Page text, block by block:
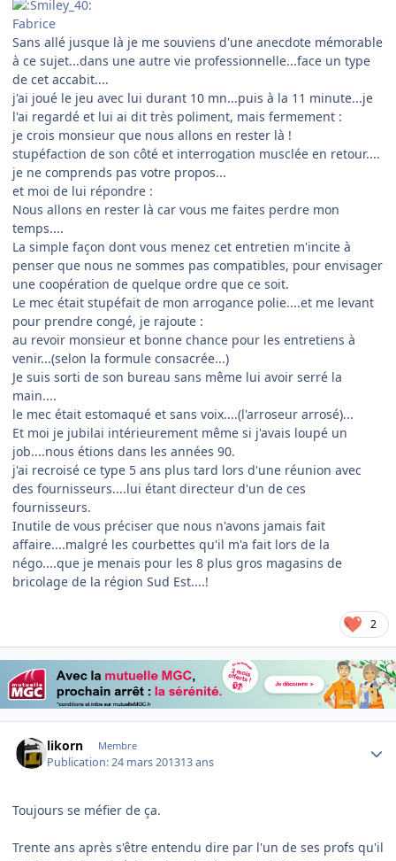
Fabrice
Sans allé jusque là je me souviens d'une anecdote mémorable
à ce sujet...dans une autre vie professionnelle...face un type
de cet accabit....
j'ai joué le jeu avec lui durant 10 mn...puis à la 11 minute...je
l'ai regardé et lui ai dit très poliment, mais fermement :
je crois monsieur que nous allons en rester là !
stupéfaction de son côté et interrogation musclée en retour....
je ne comprends pas votre propos...
et moi de lui répondre :
Nous allons en rester là car vous me faites perdre mon
temps....
La simple façon dont vous menez cet entretien m'incite à
penser que nous ne sommes pas compatibles, pour envisager
une coopération de quelque ordre que ce soit.
Le mec était stupéfait de mon arrogance polie....et me levant
pour prendre congé, je rajoute :
au revoir monsieur et bonne chance pour les entretiens à
venir...(selon la formule consacrée...)
Je suis sorti de son bureau sans même lui avoir serré la
main....
le mec était estomaqué et sans voix....(l'arroseur arrosé)...
Et moi je jubilai intérieurement même si j'avais loupé un
job....nous étions dans les années 90.
j'ai recroisé ce type 5 ans plus tard lors d'une réunion avec
des fournisseurs....lui étant directeur d'un de ces
fournisseurs.
Inutile de vous préciser que nous n'avons jamais fait
affaire....malgré les courbettes qu'il m'a fait lors de la
négo....que je menais pour les 8 plus gros magasins de
bricolage de la région Sud Est....!
2
likorn Membre
Publication:24 mars 201313 ans
Toujours se méfier de ça.
Trente ans après s'être entendu dire par l'un de ses profs qu'il